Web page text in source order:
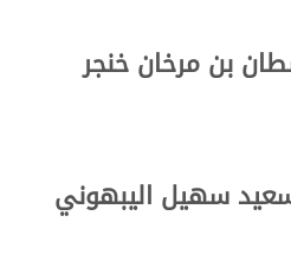
بن مرخان خنجر
سهيل اليبهوني